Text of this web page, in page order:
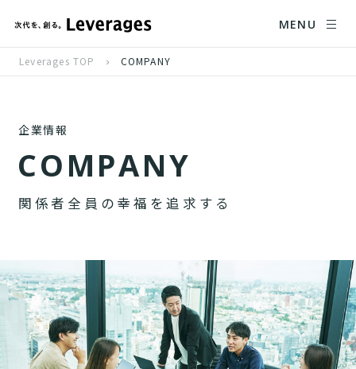
MENU
Leverages TOP COMPANY
企業情報
COMPANY
関 係者 全 員 の 幸 福 を追 求 す る